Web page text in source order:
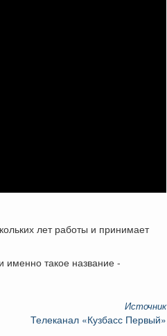
лет работы и принимает
именно такое название -
Источник
Телеканал «Кузбасс Первый»